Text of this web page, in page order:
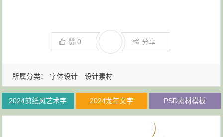
所属分类： 字体设计 设计素材
赞0 分享
2024剪纸风艺术字 2024龙年文字 PSD素材模板